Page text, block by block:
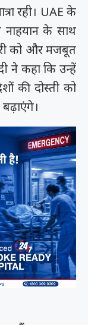
रही। UAE के
नाहयान के साथ
को और मजबूत
ने कहा कि उन्हें
की दोस्ती को